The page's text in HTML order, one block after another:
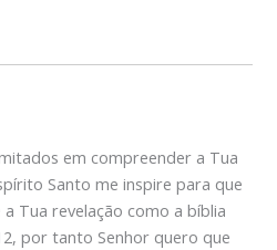
em compreender a Tua
Santo me inspire para que
Tua revelação como a bíblia
por tanto Senhor quero que